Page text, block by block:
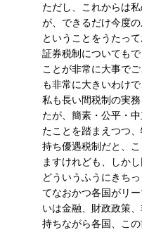
ただし、これからは
が、できるだけ今度
ということをうたっ
証券税制についても
ことが非常に大事で
も非常に大きいわけ
私も長い間税制の実
たが、簡素・公平・
たことを踏まえつつ
持ち優遇税制だと、
ますけれども、しか
どういうふうにきち
てなおかつ各国がリ
いは金融、財政政策
持ちながら各国、こ